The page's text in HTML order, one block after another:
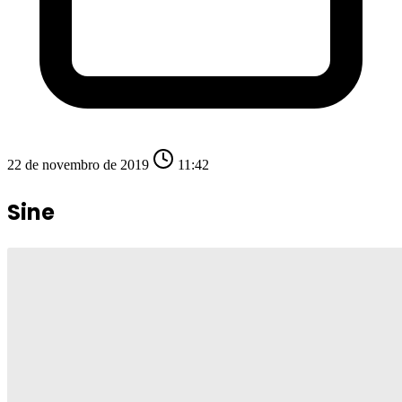
22 de novembro de 2019 11:42
Sine